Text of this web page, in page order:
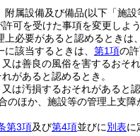
附属設備及び備品(以下「施設
許可を受けた事項を変更しよ
必要があると認めるときは、
に該当するときは、 第1項の許
は善良の風俗を害するおそ
があると認めるとき。
は汚損するおそれがあると認
のほか、施設等の管理上支障
第3項及び第4項並びに別表に